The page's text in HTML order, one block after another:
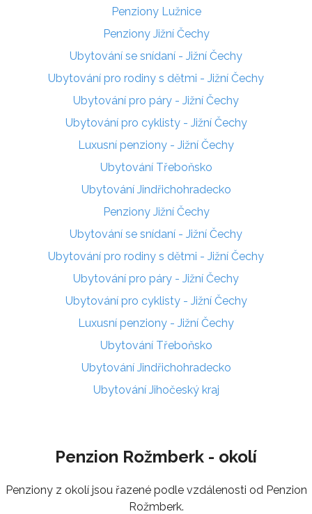
Penziony Lužnice
Penziony Jižní Čechy
Ubytování se snídaní - Jižní Čechy
Ubytování pro rodiny s dětmi - Jižní Čechy
Ubytování pro páry - Jižní Čechy
Ubytování pro cyklisty - Jižní Čechy
Luxusní penziony - Jižní Čechy
Ubytování Třeboňsko
Ubytování Jindřichohradecko
Penziony Jižní Čechy
Ubytování se snídaní - Jižní Čechy
Ubytování pro rodiny s dětmi - Jižní Čechy
Ubytování pro páry - Jižní Čechy
Ubytování pro cyklisty - Jižní Čechy
Luxusní penziony - Jižní Čechy
Ubytování Třeboňsko
Ubytování Jindřichohradecko
Ubytování Jihočeský kraj
Penzion Rožmberk - okolí
Penziony z okolí jsou řazené podle vzdálenosti od Penzion
Rožmberk.